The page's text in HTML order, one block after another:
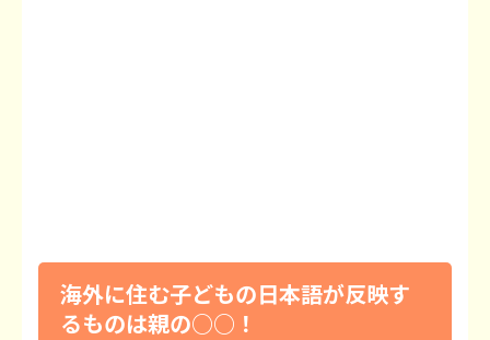
海外に住む子どもの日本語が反映す
るものは親の○○！